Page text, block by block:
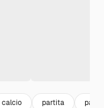
calcio partita palla